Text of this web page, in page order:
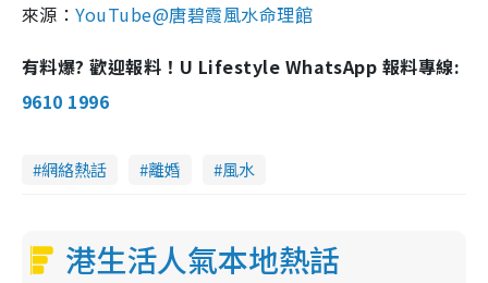
來源：YouTube@唐碧霞風水命理館
有料爆? 歡迎報料！U Lifestyle WhatsApp 報料專線:
9610 1996
網絡熱話 離婚 風水
港生活人氣本地熱話